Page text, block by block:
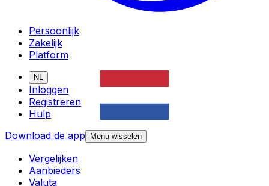
Persoonlijk
Zakelijk
Platform
NL
Inloggen
Registreren
Hulp
Download de app
Menu wisselen
Vergelijken
Aanbieders
Valuta